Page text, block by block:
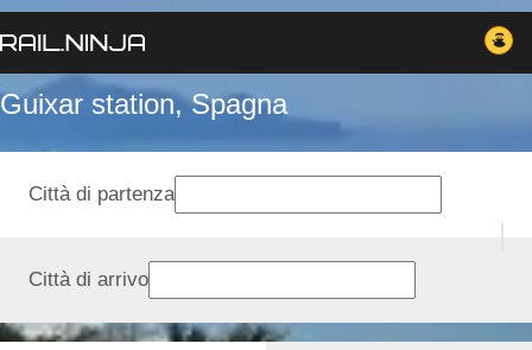
Guixar station, Spagna
Città di partenza
Città di arrivo